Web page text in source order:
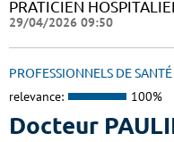
PRATICIEN
29/04/2026 09:50
PROFESSIONNELS DE SANTÉ
relevance: 100%
Docteur